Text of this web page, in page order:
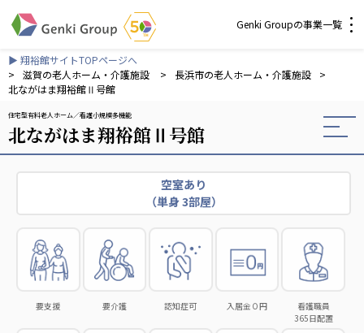
Genki Groupの事業一覧
介護・福祉
社会福祉法人 元気村グループ
社会福祉法人元気村
株式会社 サンガジャパン
株式会社日本遮蔽技研
サンガ共同組合
▶ 翔裕館サイトTOPページへ
>
滋賀の老人ホーム・介護施設 > 長浜市の老人ホーム・介護施設
>
北ながはま翔裕館Ⅱ号館
住宅型有料老人ホーム 看護小規模多機能
北ながはま翔裕館Ⅱ号館
空室あり
（単身 3部屋）
要支援 要介護 認知症可 入居金０円
看護職員
365日配置